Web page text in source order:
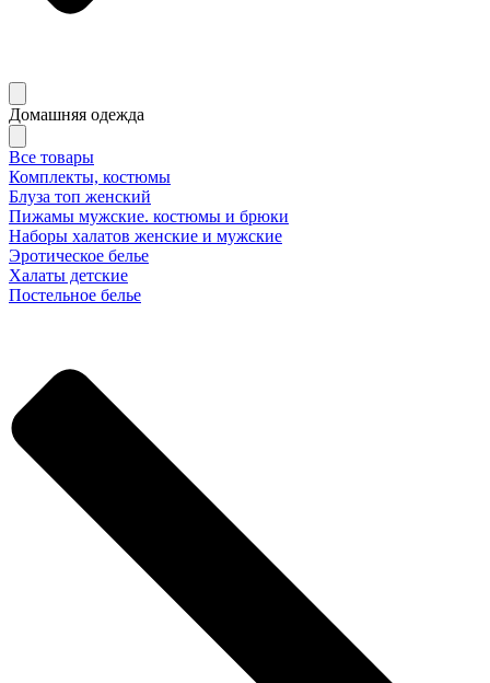
Домашняя одежда
Все товары
Комплекты, костюмы
Блуза топ женский
Пижамы мужские. костюмы и брюки
Наборы халатов женские и мужские
Эротическое белье
Халаты детские
Постельное белье